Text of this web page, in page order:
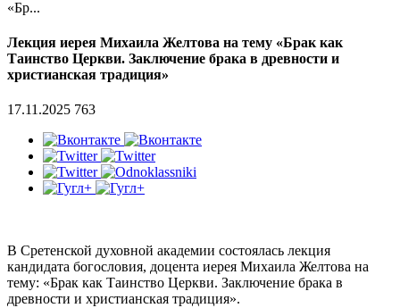
«Бр...
Лекция иерея Михаила Желтова на тему «Брак как
Таинство Церкви. Заключение брака в древности и
христианская традиция»
17.11.2025 763
В Сретенской духовной академии состоялась лекция
кандидата богословия, доцента иерея Михаила Желтова на
тему: «Брак как Таинство Церкви. Заключение брака в
древности и христианская традиция».